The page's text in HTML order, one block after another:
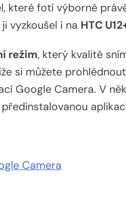
které fotí výborně
vyzkoušel i na HTC
režim, který kvalitě
si můžete
Google Camera. V
předinstalovanou